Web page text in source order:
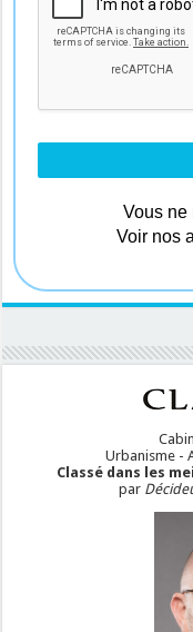
Vous ne
Voir nos
Urbanisme -
Classé dans les
par